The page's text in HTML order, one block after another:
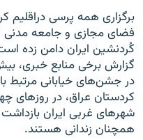
زبان‌های دیگر
برگزاری همه پرسی دراقلیم
فضای مجازی و جامعه مدنی
کُردنشین ایران دامن زده
در جشن‌های خیابانی مرتبط
کردستان عراق، در روزهای
شهرهای غربی ایران بازداشت
همچنان زندانی هستند.